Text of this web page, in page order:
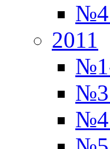
№4
2011
№3
№4